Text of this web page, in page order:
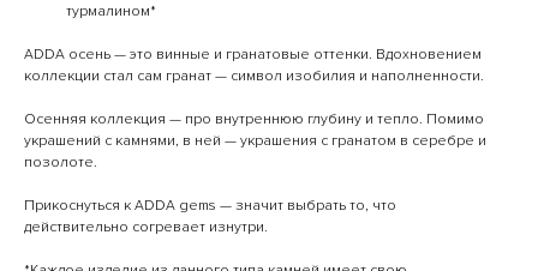
турмалином*
ADDA осень — это винные и гранатовые оттенки. Вдохновением
коллекции стал сам гранат — символ изобилия и наполненности.
Осенняя коллекция — про внутреннюю глубину и тепло. Помимо
украшений с камнями, в ней — украшения с гранатом в серебре и
позолоте.
Прикоснуться к ADDA gems — значит выбрать то, что
действительно согревает изнутри.